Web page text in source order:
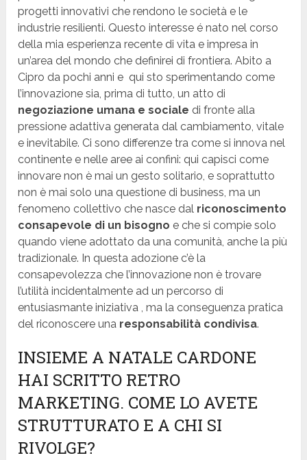
progetti innovativi che rendono le società e le
industrie resilienti. Questo interesse é nato nel corso
della mia esperienza recente di vita e impresa in
un’area del mondo che definirei di frontiera. Abito a
Cipro da pochi anni e qui sto sperimentando come
l’innovazione sia, prima di tutto, un atto di
negoziazione umana e sociale di fronte alla
pressione adattiva generata dal cambiamento, vitale
e inevitabile. Ci sono differenze tra come si innova nel
continente e nelle aree ai confini: qui capisci come
innovare non è mai un gesto solitario, e soprattutto
non è mai solo una questione di business, ma un
fenomeno collettivo che nasce dal riconoscimento
consapevole di un bisogno e che si compie solo
quando viene adottato da una comunità, anche la più
tradizionale. In questa adozione c’è la
consapevolezza che l’innovazione non è trovare
l’utilità incidentalmente ad un percorso di
entusiasmante iniziativa , ma la conseguenza pratica
del riconoscere una responsabilità condivisa.
INSIEME A NATALE CARDONE
HAI SCRITTO RETRO
MARKETING. COME LO AVETE
STRUTTURATO E A CHI SI
RIVOLGE?